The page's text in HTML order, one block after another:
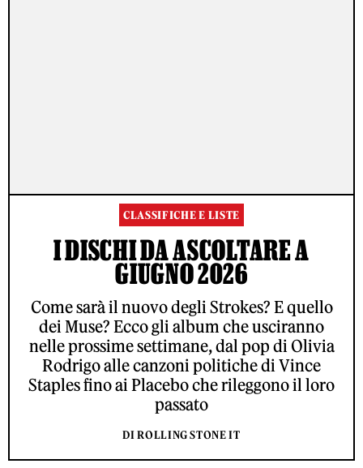
CLASSIFICHE E LISTE
I DISCHI DA ASCOLTARE A
GIUGNO 2026
Come sarà il nuovo degli Strokes? E quello
dei Muse? Ecco gli album che usciranno
nelle prossime settimane, dal pop di Olivia
Rodrigo alle canzoni politiche di Vince
Staples fino ai Placebo che rileggono il loro
passato
DI ROLLING STONE IT